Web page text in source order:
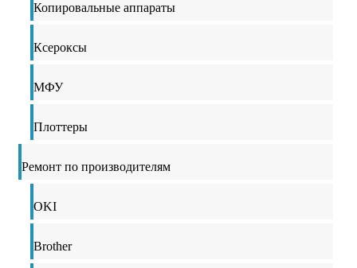
Копировальные аппараты
Ксероксы
МФУ
Плоттеры
Ремонт по производителям
OKI
Brother